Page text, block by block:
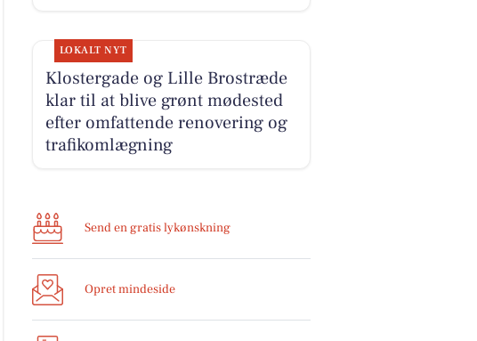
LOKALT NYT
Klostergade og Lille Brostræde
klar til at blive grønt mødested
efter omfattende renovering og
trafikomlægning
Send en gratis lykønskning
Opret mindeside